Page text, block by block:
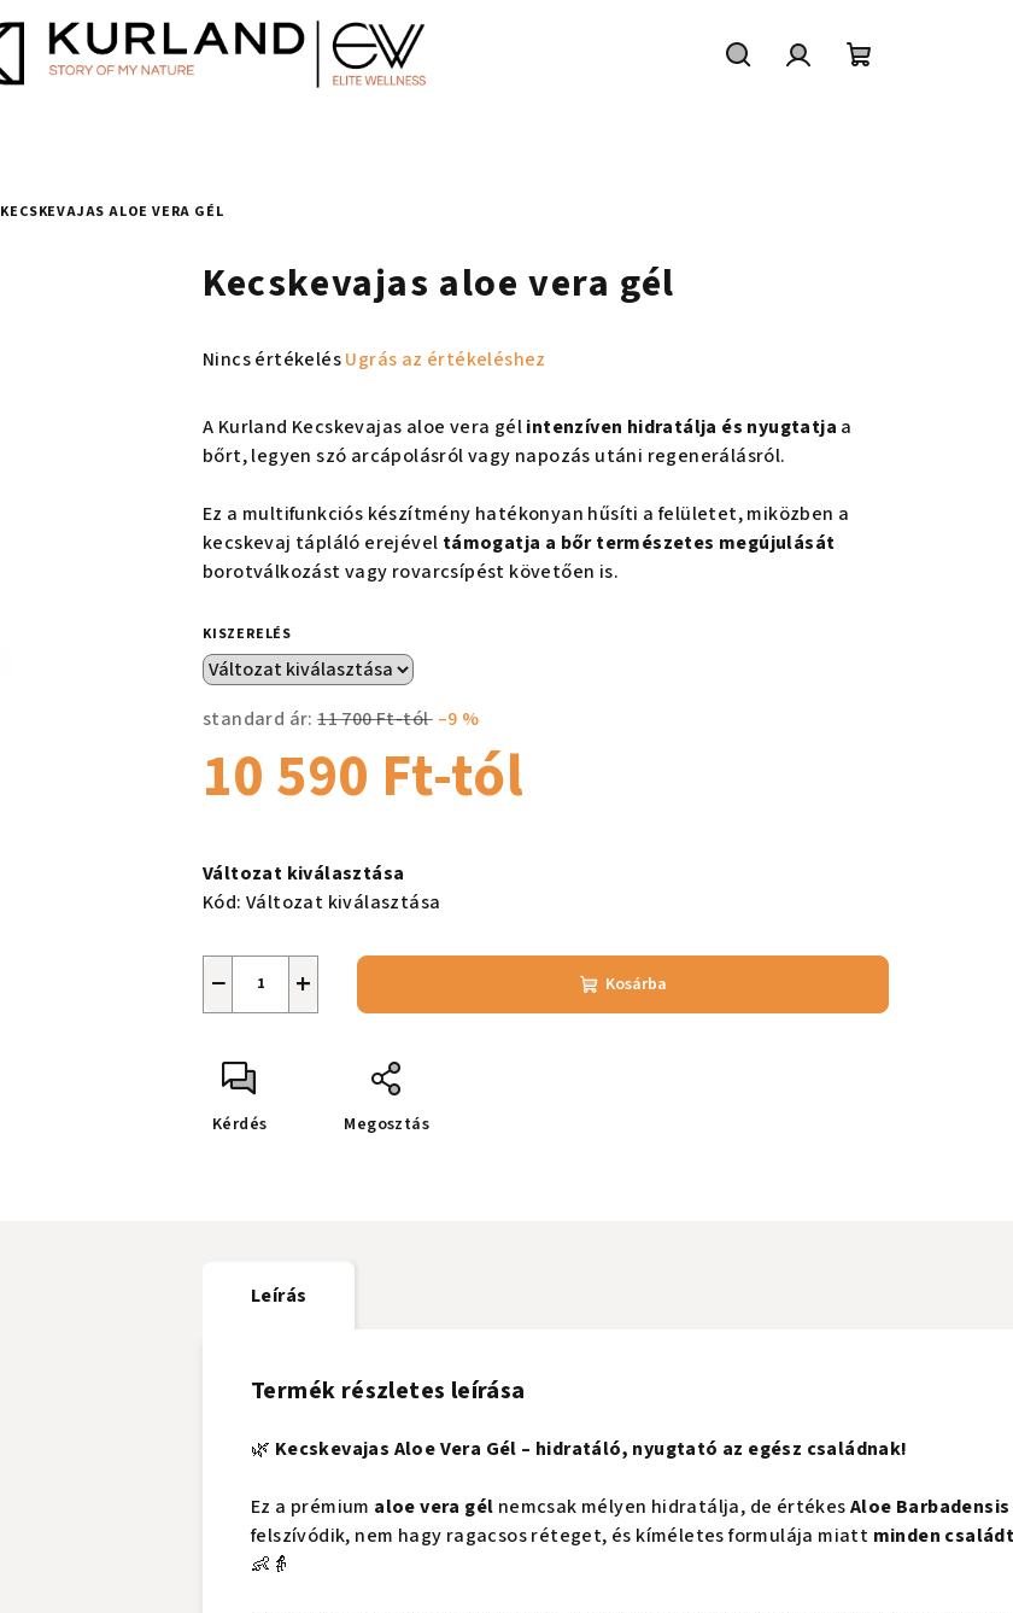
KECSKEVAJAS ALOE VERA GÉL
Kecskevajas aloe vera gél
A
átlagos
értékelése
ből
0,0
csillag.
Nincs értékelésUgrás az értékeléshez
A Kurland Kecskevajas aloe vera gélintenzíven hidratálja és nyugtatja a
bőrt, legyen szó arcápolásról vagy napozás utáni regenerálásról.
Ez a multifunkciós készítmény hatékonyan hűsíti a felületet, miközben a
kecskevaj tápláló erejével támogatja a bőr természetes megújulását
borotválkozást vagy rovarcsípést követően is.
KISZERELÉS
standard ár: 11 700 Ft-tól –9 %
10 590 Ft-tól
Változat kiválasztása
Kód: Változat kiválasztása
+
− Kosárba
Kérdés Megosztás
Leírás
Termék részletes leírása
🌿 Kecskevajas Aloe Vera Gél – hidratáló, nyugtató az egész családnak!
Ez a prémium aloe vera gél nemcsak mélyen hidratálja, de értékesAloe Barbadensis
felszívódik, nem hagy ragacsos réteget, és kíméletes formulája miatt minden
👶👵